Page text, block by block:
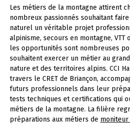
Les métiers de la montagne attirent
nombreux passionnés souhaitant
naturel un véritable projet
alpinisme, secours en montagne, VTT
les opportunités sont nombreuses
souhaitent exercer un métier au
nature et des territoires alpins. CCI
travers le CRET de Briançon,
futurs professionnels dans leur
tests techniques et certifications qui
métiers de la montagne. La filière
préparations aux métiers de